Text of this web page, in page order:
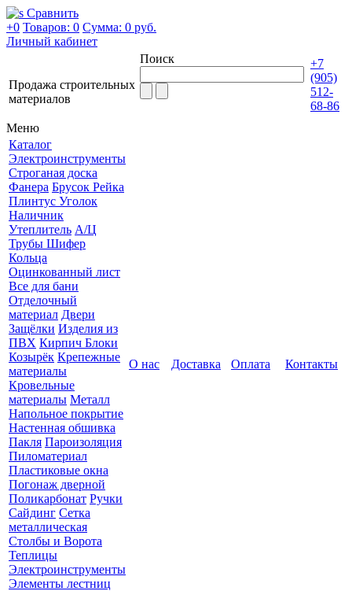
Сравнить
+0 Товаров: 0 Сумма: 0 руб.
Личный кабинет
Продажа строительных
материалов
Поиск
+7
(905)
512-
68-86
Меню
Каталог
Электроинструменты
Строганая доска
Фанера Брусок Рейка
Плинтус Уголок
Наличник
Утеплитель А/Ц
Трубы Шифер
Кольца
Оцинкованный лист
Все для бани
Отделочный
материал Двери
Защёлки Изделия из
ПВХ Кирпич Блоки
Козырёк Крепежные
материалы
Кровельные
материалы Металл
Напольное покрытие
Настенная обшивка
Пакля Пароизоляция
Пиломатериал
Пластиковые окна
Погонаж дверной
Поликарбонат Ручки
Сайдинг Сетка
металлическая
Столбы и Ворота
Теплицы
Электроинструменты
Элементы лестниц
О нас Доставка Оплата Контакты